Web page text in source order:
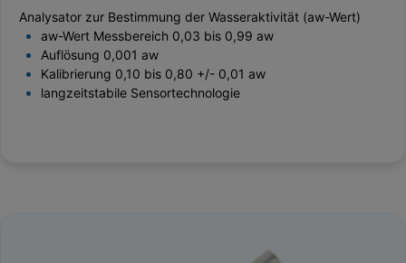
Analysator zur Bestimmung der Wasseraktivität (aw-Wert)
aw-Wert Messbereich 0,03 bis 0,99 aw
Auflösung 0,001 aw
Kalibrierung 0,10 bis 0,80 +/- 0,01 aw
langzeitstabile Sensortechnologie